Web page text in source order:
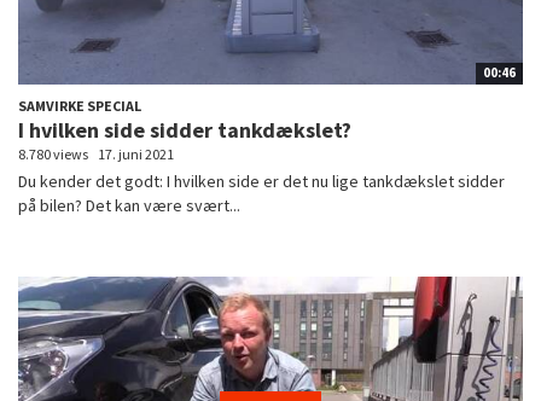
00:46
SAMVIRKE SPECIAL
I hvilken side sidder tankdækslet?
8.780 views 17. juni 2021
Du kender det godt: I hvilken side er det nu lige tankdækslet sidder
på bilen? Det kan være svært...